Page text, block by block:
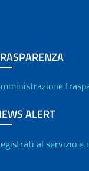
ALERT
al servizio e